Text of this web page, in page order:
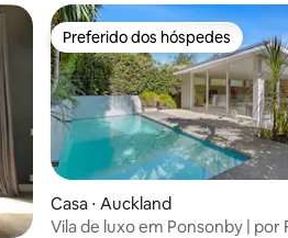
Preferido dos hóspedes
Preferido dos hóspedes
Casa ⋅ Auckland
Vila de luxo em Ponsonby | por